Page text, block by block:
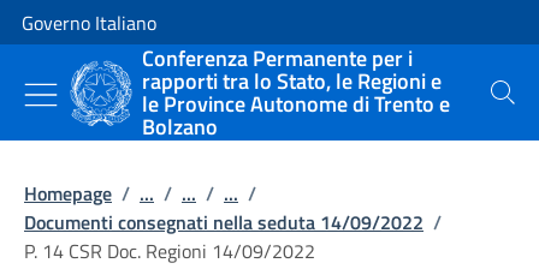
Vai al contenuto
Vai alla navigazione del sito
Governo Italiano
Conferenza Permanente per i
rapporti tra lo Stato, le Regioni e
le Province Autonome di Trento e
Bolzano
Cerca
Homepage / ... / ... / ... /
Documenti consegnati nella seduta 14/09/2022 /
P. 14 CSR Doc. Regioni 14/09/2022